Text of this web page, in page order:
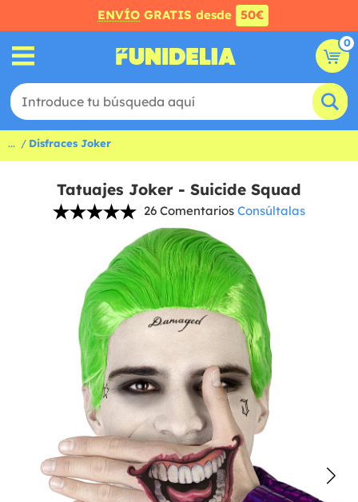
ENVÍO GRATIS desde 50€
0
... Disfraces Joker
Tatuajes Joker - Suicide Squad
26 Comentarios Consúltalas